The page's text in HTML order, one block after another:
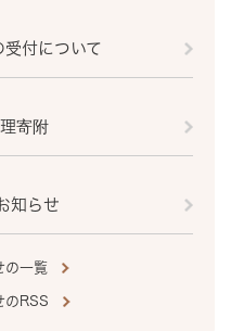
付について
寄附
知らせ
の一覧
のRSS